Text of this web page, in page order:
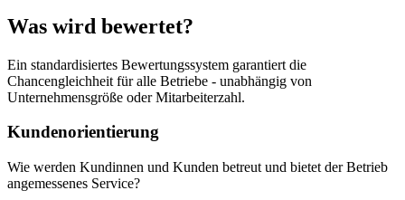
Was wird bewertet?
Ein standardisiertes Bewertungssystem garantiert die
Chancengleichheit für alle Betriebe - unabhängig von
Unternehmensgröße oder Mitarbeiterzahl.
Kundenorientierung
Wie werden Kundinnen und Kunden betreut und bietet der Betrieb
angemessenes Service?